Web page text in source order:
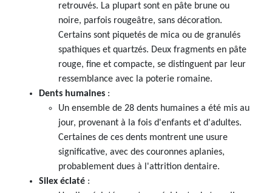
retrouvés. La plupart sont en pâte brune ou
noire, parfois rougeâtre, sans décoration.
Certains sont piquetés de mica ou de granulés
spathiques et quartzés. Deux fragments en pâte
rouge, fine et compacte, se distinguent par leur
ressemblance avec la poterie romaine.
Dents humaines :
Un ensemble de 28 dents humaines a été mis au
jour, provenant à la fois d'enfants et d'adultes.
Certaines de ces dents montrent une usure
significative, avec des couronnes aplanies,
probablement dues à l'attrition dentaire.
Silex éclaté :